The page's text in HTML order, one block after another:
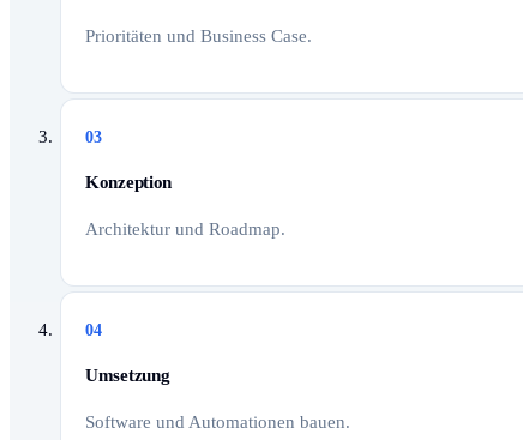
Prioritäten und Business Case.
03
Konzeption
Architektur und Roadmap.
04
Umsetzung
Software und Automationen bauen.